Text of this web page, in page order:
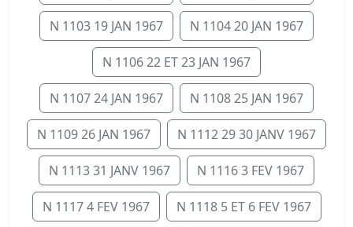
N 1103 19 JAN 1967 N 1104 20 JAN 1967
N 1106 22 ET 23 JAN 1967
N 1107 24 JAN 1967 N 1108 25 JAN 1967
N 1109 26 JAN 1967 N 1112 29 30 JANV 1967
N 1113 31 JANV 1967 N 1116 3 FEV 1967
N 1117 4 FEV 1967 N 1118 5 ET 6 FEV 1967